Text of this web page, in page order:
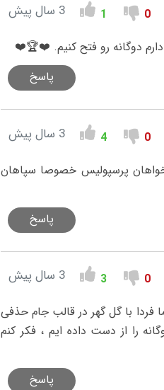
0
1 3 سال پیش
دوگانه رو فتح کنیم. ❤️🏆❤️
پاسخ
0
4 3 سال پیش
پرسپولیس خصوصا سپاهان
پاسخ
0
3 3 سال پیش
فردا با گل گهر در قالب جام حذفی
را از دست داده ایم ، فکر کنم
پاسخ